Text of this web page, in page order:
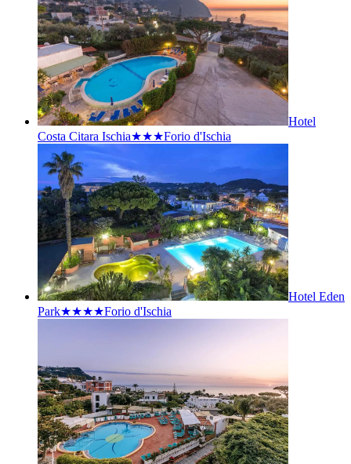
Hotel
Costa Citara Ischia★★★Forio d'Ischia
Hotel Eden
Park★★★★Forio d'Ischia